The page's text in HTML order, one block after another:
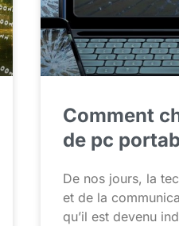
Comment
de pc
De nos jours, la
et de la
qu’il est devenu